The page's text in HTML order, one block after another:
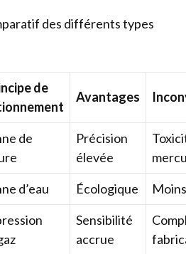
des différents types
de
Avantages
de
Précision
élevée
d’eau Écologique
Sensibilité
accrue